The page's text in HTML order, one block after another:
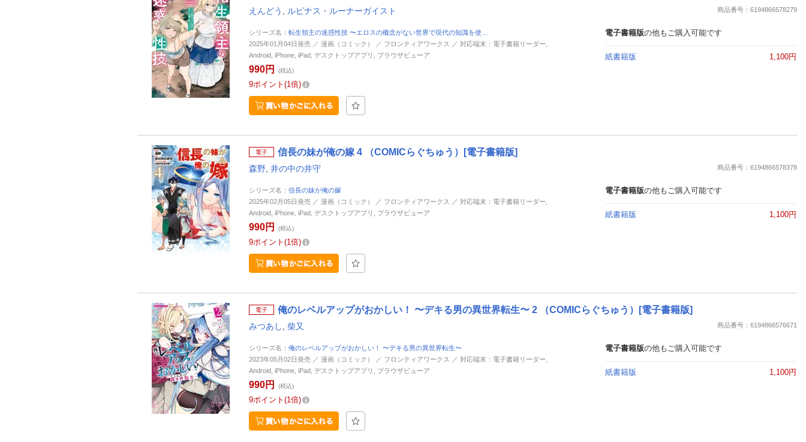
えんどう ルピナス・ルーナーガイスト 商品番号：6194866578279
シリーズ名： 転生領主の迷惑性技 〜エロスの概念がない世界で現代の知識を使…
2025年01月04日発売 ／ 漫画（コミック） ／ フロンティアワークス ／ 対応端末：電子書籍リーダー,
Android, iPhone, iPad, デスクトップアプリ, ブラウザビューア
990円 (税込)
9ポイント 1倍
電子書籍版の他もご購入可能です
紙書籍版 1,100円
電子 信長の妹が俺の嫁 4 （COMICらぐちゅう）[電子書籍版]
森野 井の中の井守 商品番号：6194866578378
シリーズ名： 信長の妹が俺の嫁
2025年02月05日発売 ／ 漫画（コミック） ／ フロンティアワークス ／ 対応端末：電子書籍リーダー,
Android, iPhone, iPad, デスクトップアプリ, ブラウザビューア
990円 (税込)
9ポイント 1倍
電子書籍版の他もご購入可能です
紙書籍版 1,100円
電子 俺のレベルアップがおかしい！ 〜デキる男の異世界転生〜 2 （COMICらぐちゅう）[電子書籍版]
みつあし 柴又 商品番号：6194866576671
シリーズ名： 俺のレベルアップがおかしい！ 〜デキる男の異世界転生〜
2023年05月02日発売 ／ 漫画（コミック） ／ フロンティアワークス ／ 対応端末：電子書籍リーダー,
Android, iPhone, iPad, デスクトップアプリ, ブラウザビューア
990円 (税込)
9ポイント 1倍
電子書籍版の他もご購入可能です
紙書籍版 1,100円